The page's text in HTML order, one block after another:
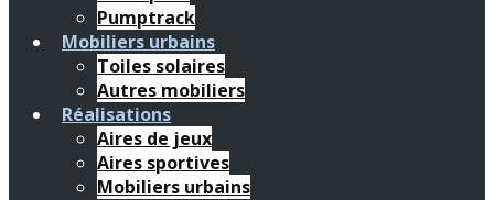
Pumptrack
Mobiliers urbains
Toiles solaires
Autres mobiliers
Réalisations
Aires de jeux
Aires sportives
Mobiliers urbains